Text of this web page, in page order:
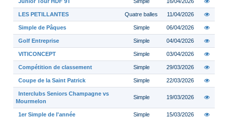
LES PETILLANTES Quatre balles 11/04/2026
Simple de Pâques Simple 06/04/2026
Golf Entreprise Simple 04/04/2026
VITICONCEPT Simple 03/04/2026
Compétition de classement Simple 29/03/2026
Coupe de la Saint Patrick Simple 22/03/2026
Interclubs Seniors Champagne vs
Mourmelon
Simple 19/03/2026
1er Simple de l'année Simple 15/03/2026